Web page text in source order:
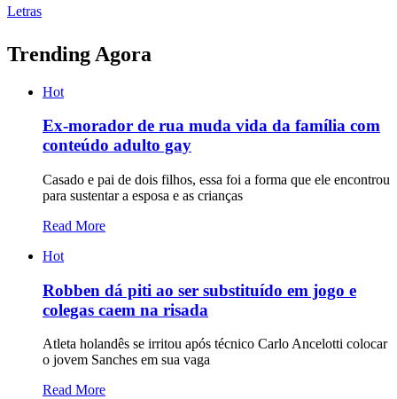
Letras
Trending Agora
Hot
Ex-morador de rua muda vida da família com
conteúdo adulto gay
Casado e pai de dois filhos, essa foi a forma que ele encontrou
para sustentar a esposa e as crianças
Read More
Hot
Robben dá piti ao ser substituído em jogo e
colegas caem na risada
Atleta holandês se irritou após técnico Carlo Ancelotti colocar
o jovem Sanches em sua vaga
Read More